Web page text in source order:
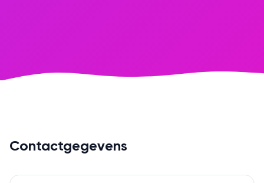
Contactgegevens